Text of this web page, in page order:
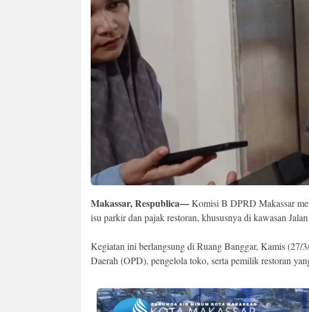
Makassar, Respublica—Komisi B DPRD Makassar
isu parkir dan pajak restoran, khususnya di kawasan
Kegiatan ini berlangsung di Ruang Banggar, Kamis (27/
Daerah (OPD), pengelola toko, serta pemilik restoran